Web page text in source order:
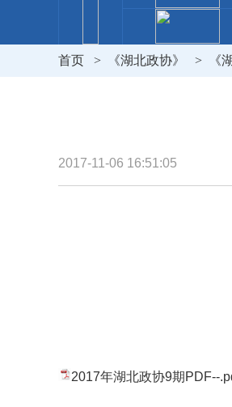
首页 > 《湖北政协》 > 《
2017-11-06 16:51:05
2017年湖北政协9期PDF--